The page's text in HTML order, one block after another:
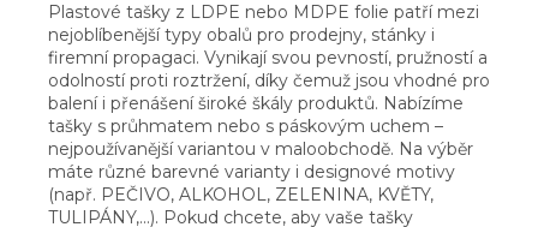
Plastové tašky z LDPE nebo MDPE folie patří mezi
nejoblíbenější typy obalů pro prodejny, stánky i
firemní propagaci. Vynikají svou pevností, pružností a
odolností proti roztržení, díky čemuž jsou vhodné pro
balení i přenášení široké škály produktů. Nabízíme
tašky s průhmatem nebo s páskovým uchem –
nejpoužívanější variantou v maloobchodě. Na výběr
máte různé barevné varianty i designové motivy
(např. PEČIVO, ALKOHOL, ZELENINA, KVĚTY,
TULIPÁNY,...). Pokud chcete, aby vaše tašky